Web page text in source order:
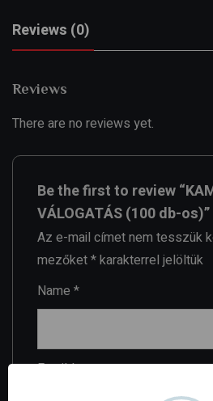
Reviews (0)
Reviews
There are no reviews yet.
Be the first to review
VÁLOGATÁS (100 db-os)”
Az e-mail címet nem tesszük
mezőket*karakterrel jelöltük
Name *
Email*